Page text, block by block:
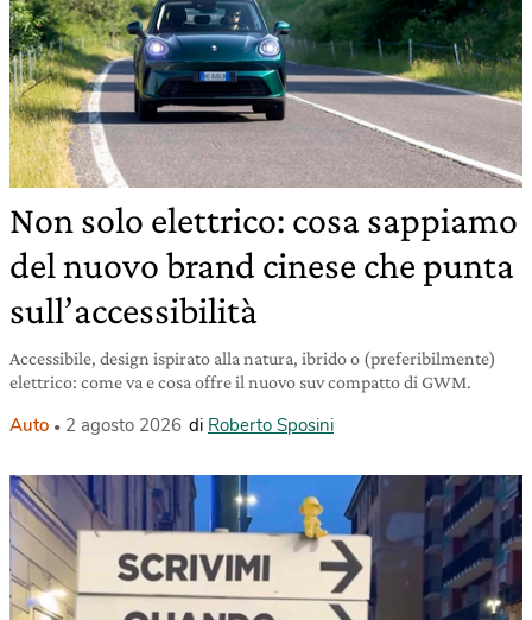
Non solo elettrico: cosa sappiamo
del nuovo brand cinese che punta
sull’accessibilità
Accessibile, design ispirato alla natura, ibrido o (preferibilmente)
elettrico: come va e cosa offre il nuovo suv compatto di GWM.
Auto 2 agosto 2026 di Roberto Sposini